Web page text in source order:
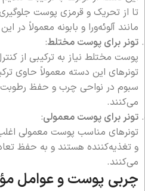
تا از تحریک و قرمزی پوست
مانند آلوئه‌ورا و بابونه معمولاً در
تونر برای پوست مختلط:
پوست مختلط نیاز به ترکیبی از
تونرهای این دسته معمولاً حاوی
سبوم در نواحی چرب و حفظ
می‌کنند.
تونر برای پوست معمولی:
تونرهای مناسب پوست معمولی
و تغذیه‌کننده هستند و به حفظ
می‌کنند.
چربی پوست و عوامل